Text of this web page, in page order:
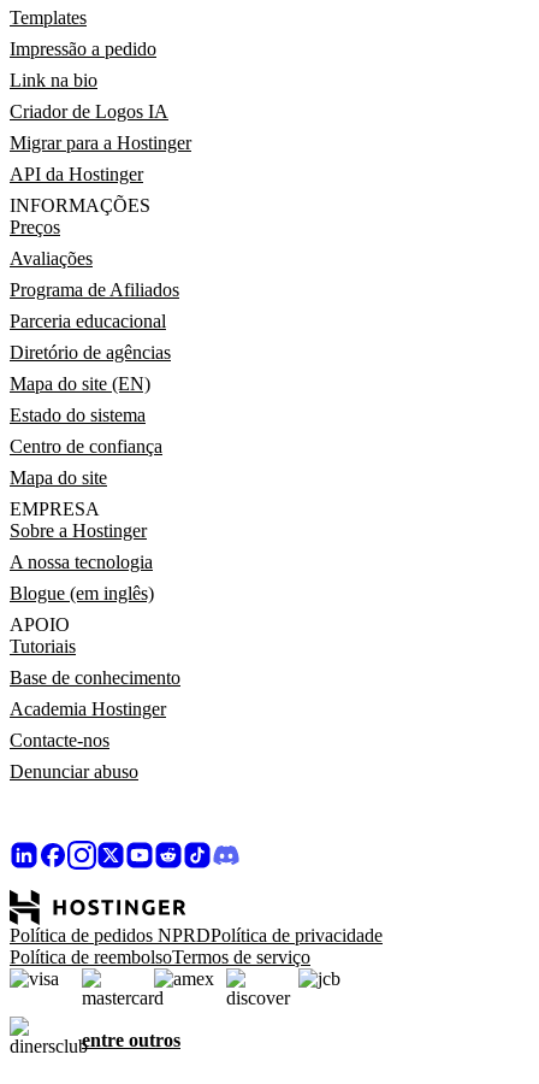
Templates
Impressão a pedido
Link na bio
Criador de Logos IA
Migrar para a Hostinger
API da Hostinger
INFORMAÇÕES
Preços
Avaliações
Programa de Afiliados
Parceria educacional
Diretório de agências
Mapa do site (EN)
Estado do sistema
Centro de confiança
Mapa do site
EMPRESA
Sobre a Hostinger
A nossa tecnologia
Blogue (em inglês)
APOIO
Tutoriais
Base de conhecimento
Academia Hostinger
Contacte-nos
Denunciar abuso
Política de pedidos NPRDPolítica de privacidade
Política de reembolsoTermos de serviço
entre outros